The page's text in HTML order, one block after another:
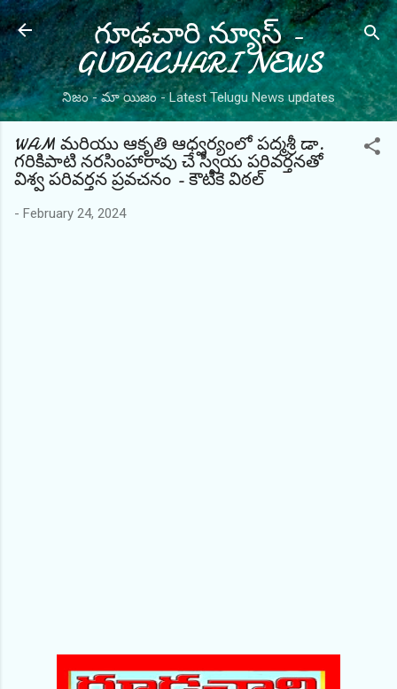
Skip to main content
గూఢచారి న్యూస్ -
GUDACHARI NEWS
నిజం - మా యిజం - Latest Telugu News updates
WAM మరియు ఆకృతి ఆధ్వర్యంలో పద్మశ్రీ డా.
గరికిపాటి నరసింహారావు చే స్వీయ పరివర్తనతో
విశ్వ పరివర్తన ప్రవచనం - కౌటికె విఠల్
- February 24, 2024